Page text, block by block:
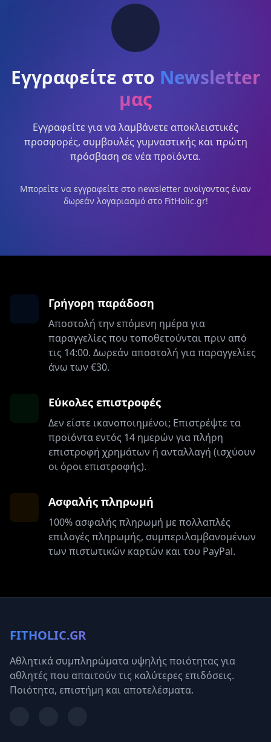
Εγγραφείτε στο Newsletter
μας
Εγγραφείτε για να λαμβάνετε αποκλειστικές
προσφορές, συμβουλές γυμναστικής και πρώτη
πρόσβαση σε νέα προϊόντα.
Μπορείτε να εγγραφείτε στο newsletter ανοίγοντας έναν
δωρεάν λογαριασμό στο FitHolic.gr!
Γρήγορη παράδοση
Αποστολή την επόμενη ημέρα για
παραγγελίες που τοποθετούνται πριν από
τις 14:00. Δωρεάν αποστολή για παραγγελίες
άνω των €30.
Εύκολες επιστροφές
Δεν είστε ικανοποιημένοι; Επιστρέψτε τα
προϊόντα εντός 14 ημερών για πλήρη
επιστροφή χρημάτων ή ανταλλαγή (ισχύουν
οι όροι επιστροφής).
Ασφαλής πληρωμή
100% ασφαλής πληρωμή με πολλαπλές
επιλογές πληρωμής, συμπεριλαμβανομένων
των πιστωτικών καρτών και του PayPal.
FITHOLIC.GR
Αθλητικά συμπληρώματα υψηλής ποιότητας για
αθλητές που απαιτούν τις καλύτερες επιδόσεις.
Ποιότητα, επιστήμη και αποτελέσματα.